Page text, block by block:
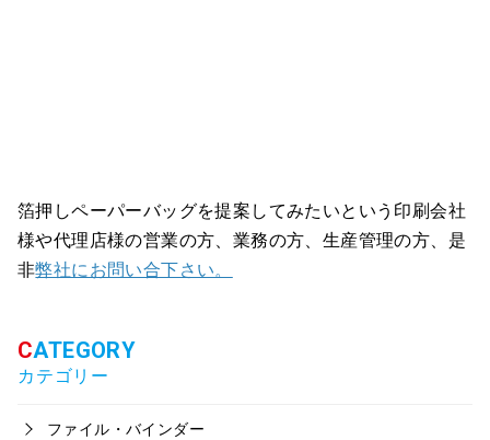
箔押しペーパーバッグを提案してみたいという印刷会社
様や代理店様の営業の方、業務の方、生産管理の方、是
非弊社にお問い合下さい。
カテゴリー
ファイル・バインダー